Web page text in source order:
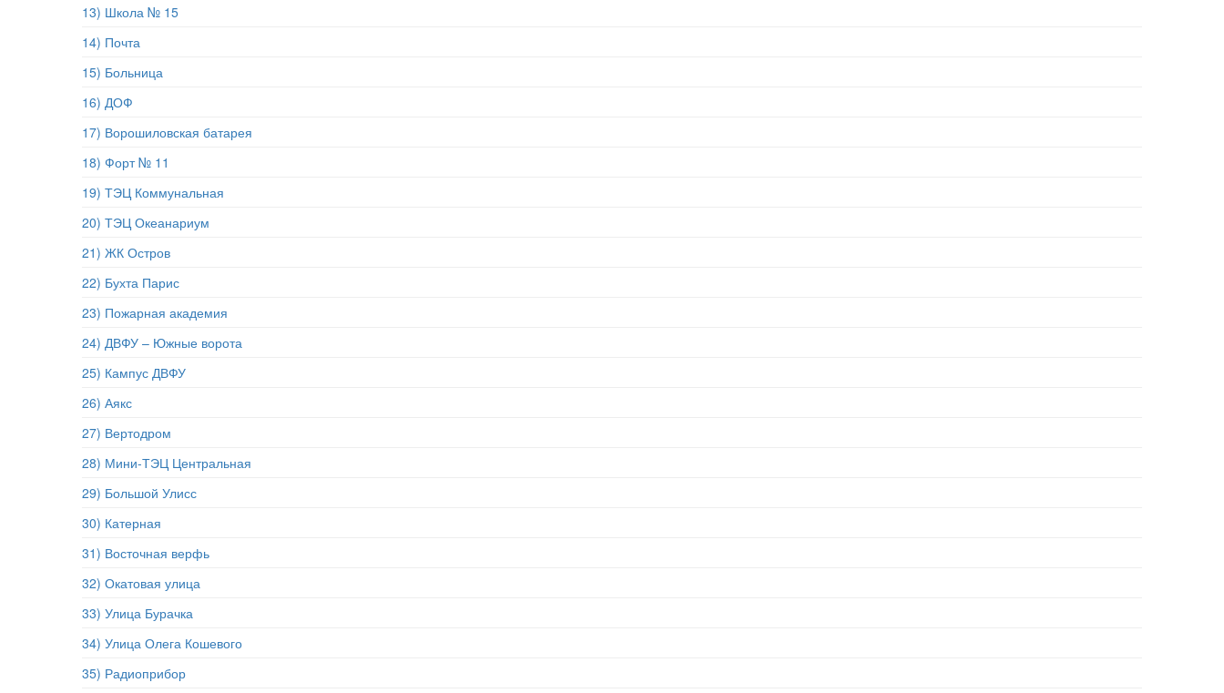
13) Школа № 15
14) Почта
15) Больница
16) ДОФ
17) Ворошиловская батарея
18) Форт № 11
19) ТЭЦ Коммунальная
20) ТЭЦ Океанариум
21) ЖК Остров
22) Бухта Парис
23) Пожарная академия
24) ДВФУ – Южные ворота
25) Кампус ДВФУ
26) Аякс
27) Вертодром
28) Мини-ТЭЦ Центральная
29) Большой Улисс
30) Катерная
31) Восточная верфь
32) Окатовая улица
33) Улица Бурачка
34) Улица Олега Кошевого
35) Радиоприбор